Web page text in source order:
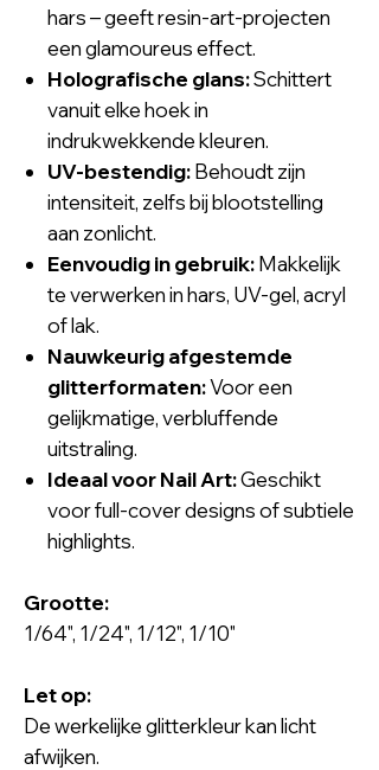
hars – geeft resin-art-projecten
een glamoureus effect.
Holografische glans:Schittert
vanuit elke hoek in
indrukwekkende kleuren.
UV-bestendig:Behoudt zijn
intensiteit, zelfs bij blootstelling
aan zonlicht.
Eenvoudig in gebruik:Makkelijk
te verwerken in hars, UV-gel, acryl
of lak.
Nauwkeurig afgestemde
glitterformaten:Voor een
gelijkmatige, verbluffende
uitstraling.
Ideaal voor Nail Art:Geschikt
voor full-cover designs of subtiele
highlights.
Grootte:
1/64", 1/24", 1/12", 1/10"
Let op:
De werkelijke glitterkleur kan licht
afwijken.